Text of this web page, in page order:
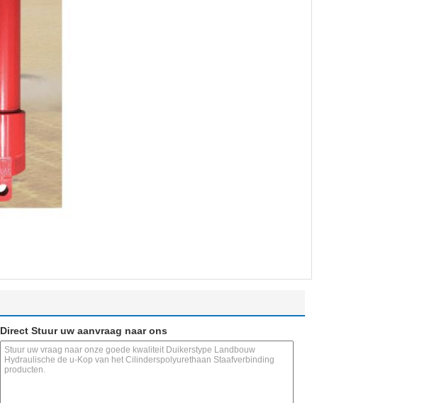
Direct Stuur uw aanvraag naar ons